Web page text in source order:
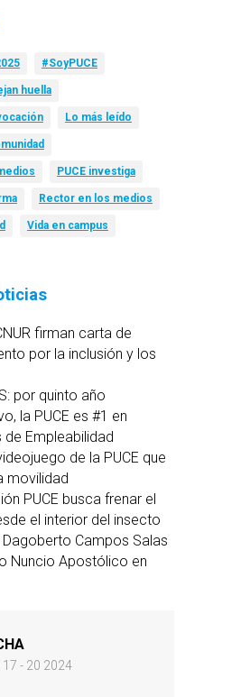
#SoyPUCE
huella
Lo más leído
PUCE investiga
Rector en los medios
Vida en campus
firman carta de
por la inclusión y los
por quinto año
la PUCE es #1 en
de Empleabilidad
de la PUCE que
movilidad
PUCE busca frenar el
el interior del insecto
Campos Salas
Nuncio Apostólico en
17 - 20 2024